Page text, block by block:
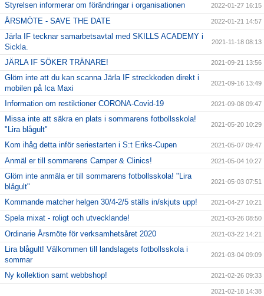
Styrelsen informerar om förändringar i organisationen 2022-01-27 16:15
ÅRSMÖTE - SAVE THE DATE 2022-01-21 14:57
Järla IF tecknar samarbetsavtal med SKILLS ACADEMY i
Sickla.
2021-11-18 08:13
JÄRLA IF SÖKER TRÄNARE! 2021-09-21 13:56
Glöm inte att du kan scanna Järla IF streckkoden direkt i
mobilen på Ica Maxi
2021-09-16 13:49
Information om restiktioner CORONA-Covid-19 2021-09-08 09:47
Missa inte att säkra en plats i sommarens fotbollsskola!
"Lira blågult"
2021-05-20 10:29
Kom ihåg detta inför seriestarten i S:t Eriks-Cupen 2021-05-07 09:47
Anmäl er till sommarens Camper & Clinics! 2021-05-04 10:27
Glöm inte anmäla er till sommarens fotbollsskola! "Lira
blågult"
2021-05-03 07:51
Kommande matcher helgen 30/4-2/5 ställs in/skjuts upp! 2021-04-27 10:21
Spela mixat - roligt och utvecklande! 2021-03-26 08:50
Ordinarie Årsmöte för verksamhetsåret 2020 2021-03-22 14:21
Lira blågult! Välkommen till landslagets fotbollsskola i
sommar
2021-03-04 09:09
Ny kollektion samt webbshop! 2021-02-26 09:33
2021-02-18 14:38